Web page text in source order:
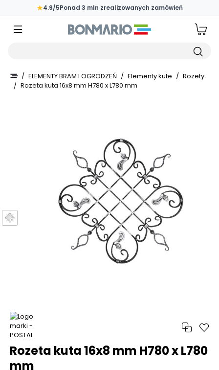
Przejdź do głównej zawartości strony
★4.9/5Ponad 3 mln zrealizowanych zamówień
/ ELEMENTY BRAM I OGRODZEŃ / Elementy kute / Rozety
/ Rozeta kuta 16x8 mm H780 x L780 mm
Rozeta kuta 16x8 mm H780 x L780
mm